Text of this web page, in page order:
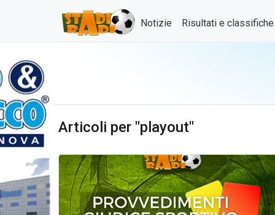
Notizie Risultati e classifiche
Articoli per "playout"